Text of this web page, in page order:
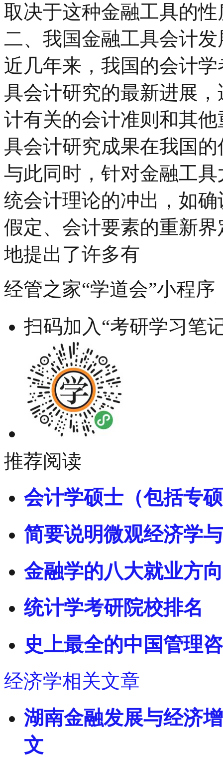
取决于这种金融工具的性
二、我国金融工具会计
近几年来，我国的会计
具会计研究的最新进展
计有关的会计准则和其
具会计研究成果在我国
与此同时，针对金融工
统会计理论的冲出，如
假定、会计要素的重新
地提出了许多有
经管之家“学道会”小程序
扫码加入“考研学习笔
推荐阅读
会计学硕士（包括专
简要说明微观经济学
金融学的八大就业方
统计学考研院校排名
史上最全的中国管理
经济学相关文章
湖南金融发展与经济
文